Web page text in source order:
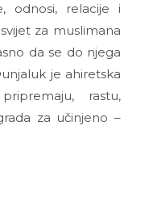
odnosi, relacije i
za muslimana
da se do njega
je ahiretska
rastu,
za učinjeno –